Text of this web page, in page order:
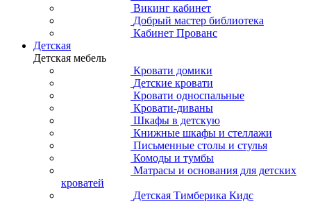
Викинг кабинет
Добрый мастер библиотека
Кабинет Прованс
Детская
Детская мебель
Кровати домики
Детские кровати
Кровати односпальные
Кровати-диваны
Шкафы в детскую
Книжные шкафы и стеллажи
Письменные столы и стулья
Комоды и тумбы
Матрасы и основания для детских
кроватей
Детская Тимберика Кидс